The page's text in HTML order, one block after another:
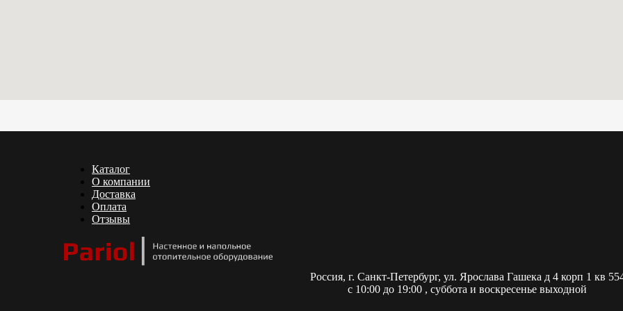
Каталог
О компании
Доставка
Оплата
Отзывы
Россия, г. Санкт-Петербург, ул. Ярослава Гашека д 4 корп 1 кв
с 10:00 до 19:00 , суббота и воскресенье выходной